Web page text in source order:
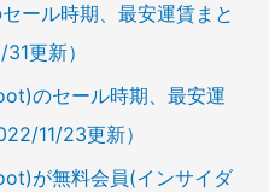
ール時期、最安運賃まと
更新）
のセール時期、最安運
11/23更新）
が無料会員(インサイダ